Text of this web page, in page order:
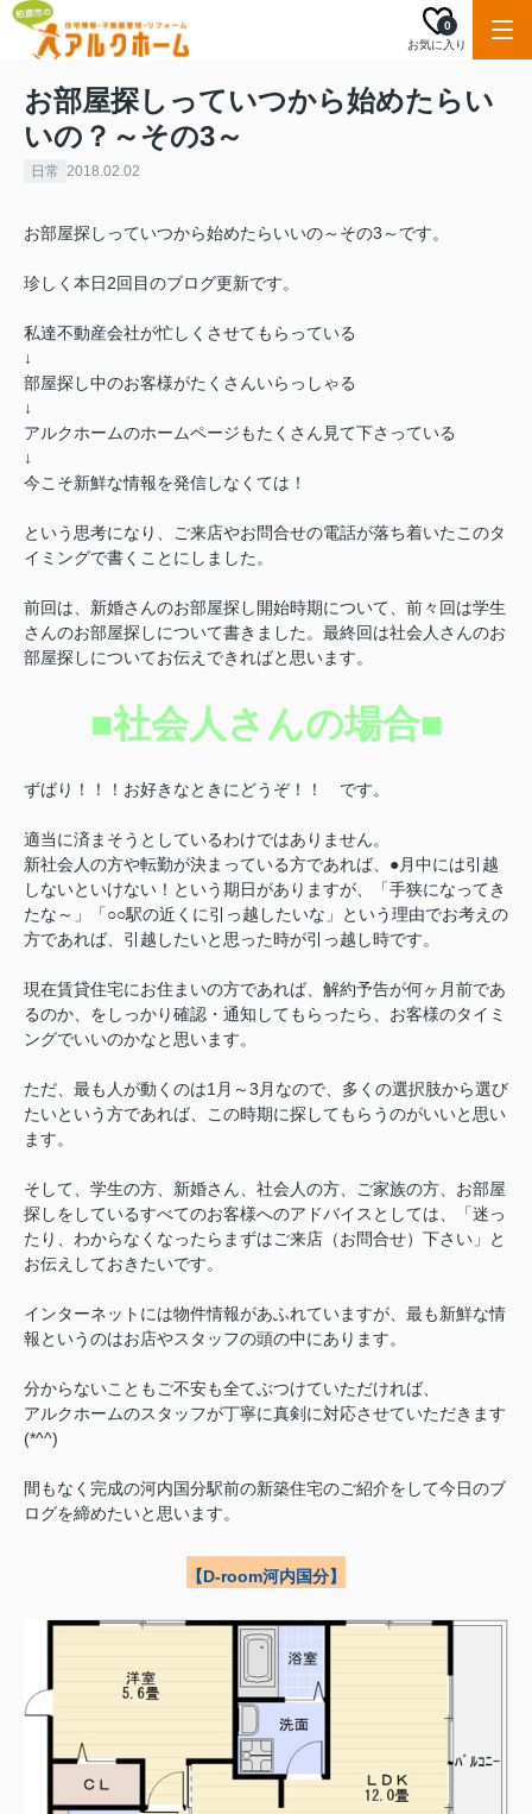
お気に入り
0
お部屋探しっていつから始めたらい
いの？～その3～
日常 2018.02.02
お部屋探しっていつから始めたらいいの～その3～です。
珍しく本日2回目のブログ更新です。
私達不動産会社が忙しくさせてもらっている
↓
部屋探し中のお客様がたくさんいらっしゃる
↓
アルクホームのホームページもたくさん見て下さっている
↓
今こそ新鮮な情報を発信しなくては！
という思考になり、ご来店やお問合せの電話が落ち着いたこのタ
イミングで書くことにしました。
前回は、新婚さんのお部屋探し開始時期について、前々回は学生
さんのお部屋探しについて書きました。最終回は社会人さんのお
部屋探しについてお伝えできればと思います。
■社会人さんの場合■
ずばり！！！お好きなときにどうぞ！！ です。
適当に済まそうとしているわけではありません。
新社会人の方や転勤が決まっている方であれば、●月中には引越
しないといけない！という期日がありますが、「手狭になってき
たな～」「○○駅の近くに引っ越したいな」という理由でお考えの
方であれば、引越したいと思った時が引っ越し時です。
現在賃貸住宅にお住まいの方であれば、解約予告が何ヶ月前であ
るのか、をしっかり確認・通知してもらったら、お客様のタイミ
ングでいいのかなと思います。
ただ、最も人が動くのは1月～3月なので、多くの選択肢から選び
たいという方であれば、この時期に探してもらうのがいいと思い
ます。
そして、学生の方、新婚さん、社会人の方、ご家族の方、お部屋
探しをしているすべてのお客様へのアドバイスとしては、「迷っ
たり、わからなくなったらまずはご来店（お問合せ）下さい」と
お伝えしておきたいです。
インターネットには物件情報があふれていますが、最も新鮮な情
報というのはお店やスタッフの頭の中にあります。
分からないこともご不安も全てぶつけていただければ、
アルクホームのスタッフが丁寧に真剣に対応させていただきます
(*^^)
間もなく完成の河内国分駅前の新築住宅のご紹介をして今日のブ
ログを締めたいと思います。
【D-room河内国分】